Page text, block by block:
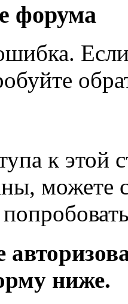
форума
к
можете
ниже.